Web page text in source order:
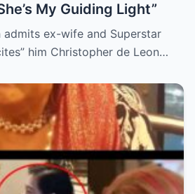
My Guiding Light”
admits ex-wife and Superstar
him Christopher de Leon…